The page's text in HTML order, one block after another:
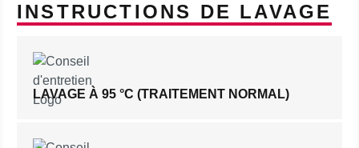
INSTRUCTIONS DE LAVAGE
LAVAGE À 95 °C (TRAITEMENT NORMAL)